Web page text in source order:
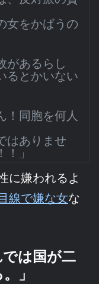
女をかばうの
があるらし
るとかいない
！同胞を何人
はありませ
」
に嫌われるよ
線で嫌な女な
は国が二
」